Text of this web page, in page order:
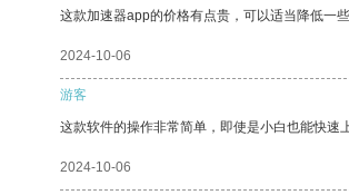
这款加速器app的价格有点贵，可以适当降低一
2024-10-06
游客
这款软件的操作非常简单，即使是小白也能快速上
2024-10-06